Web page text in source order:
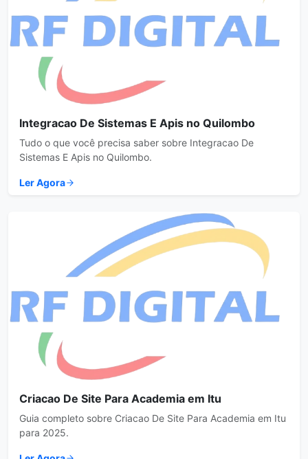
Integracao De Sistemas E Apis no Quilombo
Tudo o que você precisa saber sobre Integracao De
Sistemas E Apis no Quilombo.
Ler Agora
Criacao De Site Para Academia em Itu
Guia completo sobre Criacao De Site Para Academia em Itu
para 2025.